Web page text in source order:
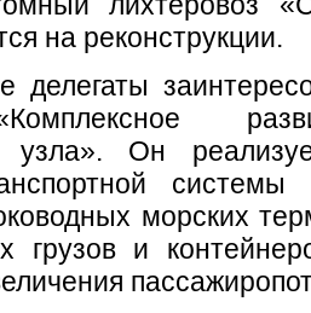
на реконструкции.
делегаты
узла». Он
морских
грузов и